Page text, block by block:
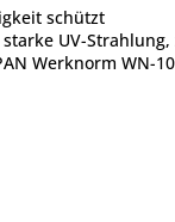
schützt
UV-
Werknorm WN-